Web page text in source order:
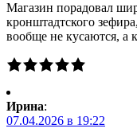
Магазин порадовал
кронштадтского
вообще не кусаются, а
Ирина:
07.04.2026 в 19:22